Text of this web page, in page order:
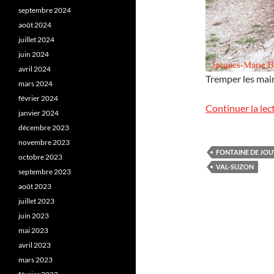
Tremper les
Continuer la
FONTAINE DE
VAL-SUZON
septembre 2024
août 2024
juillet 2024
juin 2024
avril 2024
mars 2024
février 2024
janvier 2024
décembre 2023
novembre 2023
octobre 2023
septembre 2023
août 2023
juillet 2023
juin 2023
mai 2023
avril 2023
mars 2023